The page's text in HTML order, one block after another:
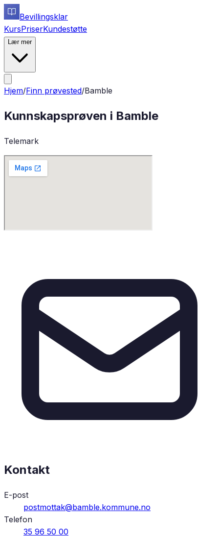
Bevillingsklar
KursPriserKundestøtte
Lær mer
Hjem/Finn prøvested/Bamble
Kunnskapsprøven i Bamble
Telemark
Kontakt
E-post
postmottak@bamble.kommune.no
Telefon
35 96 50 00